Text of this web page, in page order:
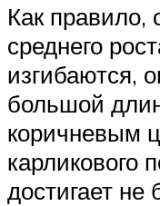
Как правило,
среднего
изгибаются,
большой
коричневым
карликового
достигает не